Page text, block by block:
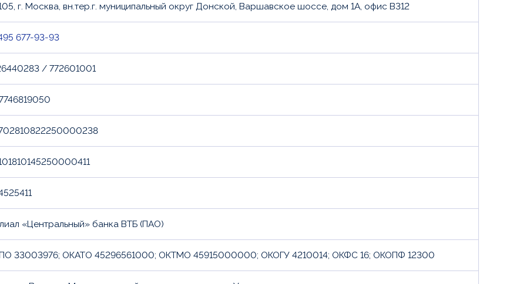
г. Москва, вн.тер.г. муниципальный округ Донской, Варшавское шоссе, дом 1А, офис В312
677-93-93
/ 772601001
«Центральный» банка ВТБ (ПАО)
33003976; ОКАТО 45296561000; ОКТМО 45915000000; ОКОГУ 4210014; ОКФС 16; ОКОПФ 12300